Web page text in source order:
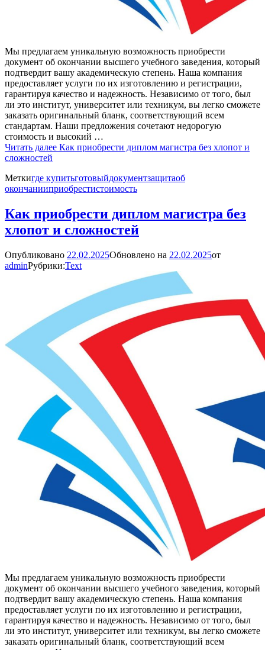
Мы предлагаем уникальную возможность приобрести
документ об окончании высшего учебного заведения, который
подтвердит вашу академическую степень. Наша компания
предоставляет услуги по их изготовлению и регистрации,
гарантируя качество и надежность. Независимо от того, был
ли это институт, университет или техникум, вы легко сможете
заказать оригинальный бланк, соответствующий всем
стандартам. Наши предложения сочетают недорогую
стоимость и высокий …
Читать далее Как приобрести диплом магистра без хлопот и
сложностей
Меткигде купитьготовыйдокументзащитаоб
окончанииприобрестистоимость
Как приобрести диплом магистра без
хлопот и сложностей
Опубликовано 22.02.2025Обновлено на 22.02.2025от
adminРубрики:Text
Мы предлагаем уникальную возможность приобрести
документ об окончании высшего учебного заведения, который
подтвердит вашу академическую степень. Наша компания
предоставляет услуги по их изготовлению и регистрации,
гарантируя качество и надежность. Независимо от того, был
ли это институт, университет или техникум, вы легко сможете
заказать оригинальный бланк, соответствующий всем